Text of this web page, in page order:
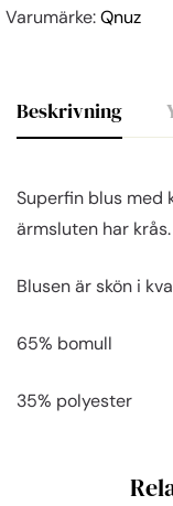
Varumärke:Qnuz
Beskrivning
Superfin blus med
ärmsluten har krås.
Blusen är skön i
65% bomull
35% polyester